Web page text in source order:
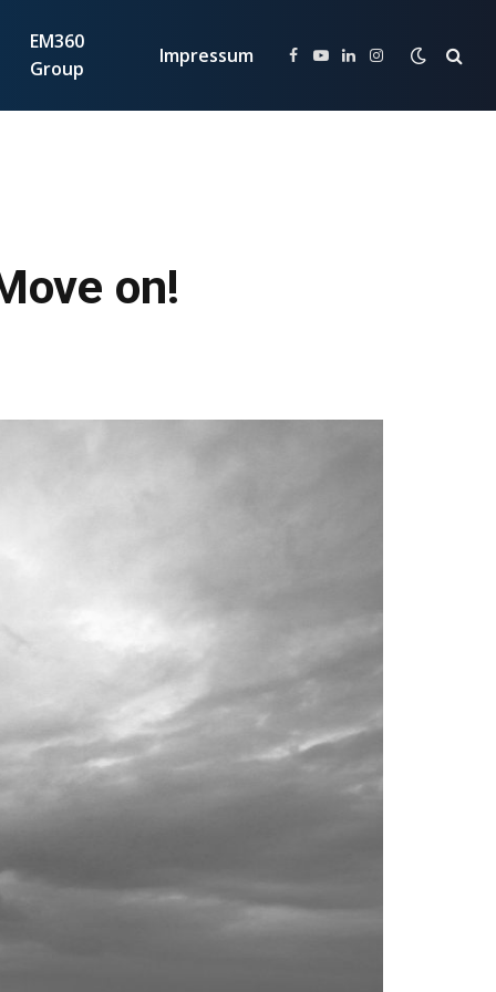
EM360
Group
Impressum Facebook
YouTube
LinkedInInstagram
on!